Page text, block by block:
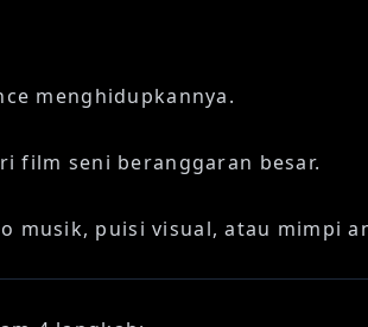
menghidupkannya.
film seni beranggaran besar.
musik, puisi visual, atau mimpi